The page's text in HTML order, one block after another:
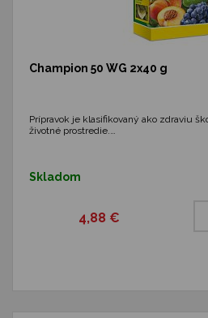
Champion 50 WG 2x40 g
Prípravok je klasifikovaný ako zdraviu
životné prostredie.…
Skladom
4,88 €